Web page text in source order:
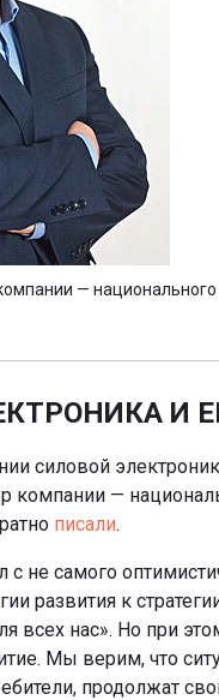
—
И
силовой
компании —
писали.
с не самого
развития к
всех нас». Но при
Мы верим, что
продолжат